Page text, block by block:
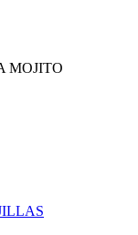
MOJITO